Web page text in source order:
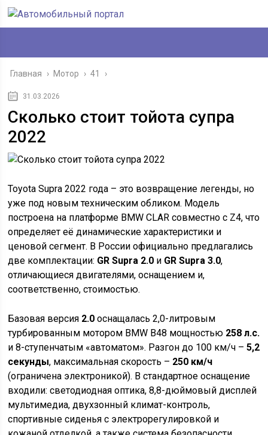
Главная › Мотор › 41 ›
31.03.2026
Сколько стоит тойота супра
2022
Toyota Supra 2022 года – это возвращение легенды, но
уже под новым техническим обликом. Модель
построена на платформе BMW CLAR совместно с Z4, что
определяет её динамические характеристики и
ценовой сегмент. В России официально предлагались
две комплектации: GR Supra 2.0 и GR Supra 3.0,
отличающиеся двигателями, оснащением и,
соответственно, стоимостью.
Базовая версия 2.0 оснащалась 2,0-литровым
турбированным мотором BMW B48 мощностью 258 л.с.
и 8-ступенчатым «автоматом». Разгон до 100 км/ч –5,2
секунды, максимальная скорость – 250 км/ч
(ограничена электроникой). В стандартное оснащение
входили: светодиодная оптика, 8,8-дюймовый дисплей
мультимедиа, двухзонный климат-контроль,
спортивные сиденья с электрорегулировкой и